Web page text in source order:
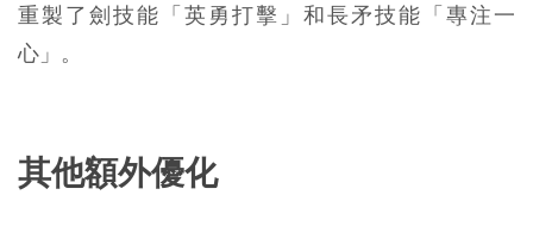
重製了劍技能「英勇打擊」和長矛技能「專注一
心」。
其他額外優化